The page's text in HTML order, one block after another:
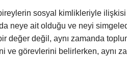
sosyal kimlikleriyle
neye ait olduğu ve neyi
değer değil, aynı zamanda
ve görevlerini belirlerken, aynı